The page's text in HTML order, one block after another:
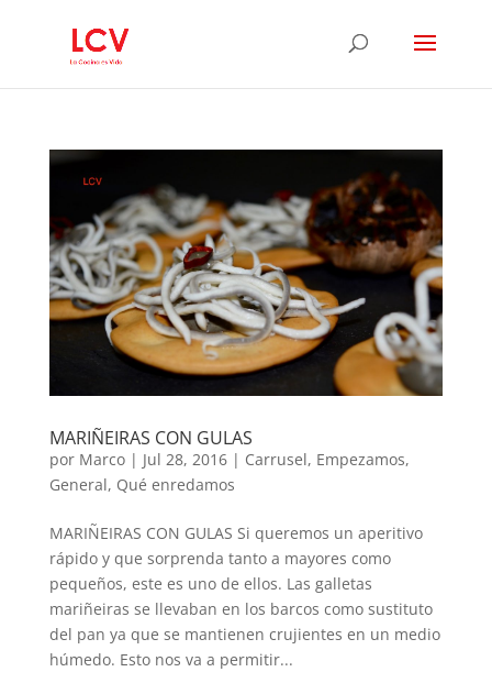
MARIÑEIRAS CON GULAS
por Marco| Jul 28, 2016| Carrusel, Empezamos,
General, Qué enredamos
MARIÑEIRAS CON GULAS Si queremos un aperitivo
rápido y que sorprenda tanto a mayores como
pequeños, este es uno de ellos. Las galletas
mariñeiras se llevaban en los barcos como sustituto
del pan ya que se mantienen crujientes en un medio
húmedo. Esto nos va a permitir...